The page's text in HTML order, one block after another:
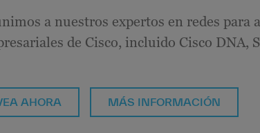
a nuestros expertos en redes para
de Cisco, incluido Cisco DNA,
AHORA MÁS INFORMACIÓN